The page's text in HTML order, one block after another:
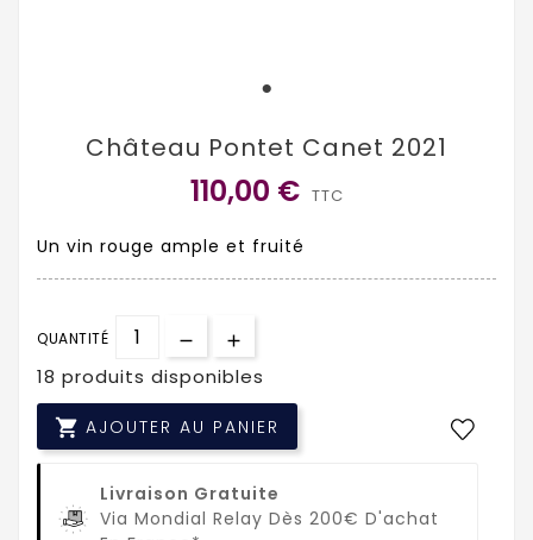
Château Pontet Canet 2021
110,00 € TTC
Un vin rouge ample et fruité
QUANTITÉ
18 produits disponibles
 AJOUTER AU PANIER
Livraison Gratuite
Via Mondial Relay Dès 200€ D'achat